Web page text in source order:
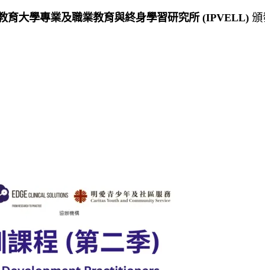
育大學專業及職業教育與終身學習研究所(IPVELL) 頒